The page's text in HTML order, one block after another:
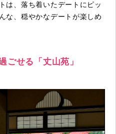
は、落ち着いたデートにピッ
な、穏やかなデートが楽しめ
ごせる「丈山苑」